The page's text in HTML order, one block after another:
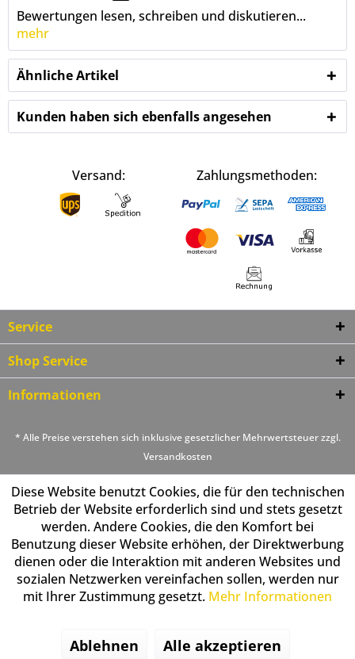
Bewertungen lesen, schreiben und diskutieren...
mehr
Ähnliche Artikel
Kunden haben sich ebenfalls angesehen
Versand: Zahlungsmethoden:
Service
Shop Service
Informationen
* Alle Preise verstehen sich inklusive gesetzlicher Mehrwertsteuer zzgl.
Versandkosten
Diese Website benutzt Cookies, die für den technischen
Betrieb der Website erforderlich sind und stets gesetzt
werden. Andere Cookies, die den Komfort bei
Benutzung dieser Website erhöhen, der Direktwerbung
dienen oder die Interaktion mit anderen Websites und
sozialen Netzwerken vereinfachen sollen, werden nur
mit Ihrer Zustimmung gesetzt. Mehr Informationen
Ablehnen Alle akzeptieren